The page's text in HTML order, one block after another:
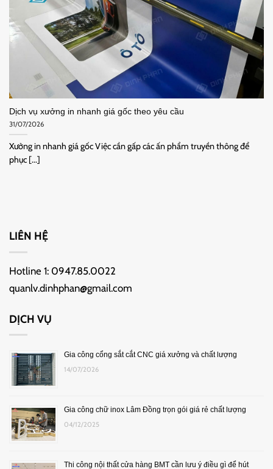
Dịch vụ xưởng in nhanh giá gốc theo yêu cầu
31/07/2026
Xưởng in nhanh giá gốc Việc cần gấp các ấn phẩm truyền thông để
phục [...]
LIÊN HỆ
Hotline 1: 0947.85.0022
quanlv.dinhphan@gmail.com
DỊCH VỤ
Gia công cổng sắt cắt CNC giá xưởng và chất lượng
14/07/2026
Gia công chữ inox Lâm Đồng trọn gói giá rẻ chất lượng
04/12/2025
Thi công nội thất cửa hàng BMT cần lưu ý điều gì để hút